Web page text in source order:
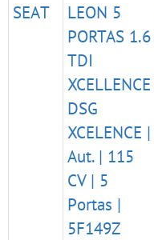
SEAT
LEON 5
PORTAS 1.6
TDI
XCELLENCE
DSG
XCELENCE |
Aut. | 115
CV | 5
Portas |
5F149Z